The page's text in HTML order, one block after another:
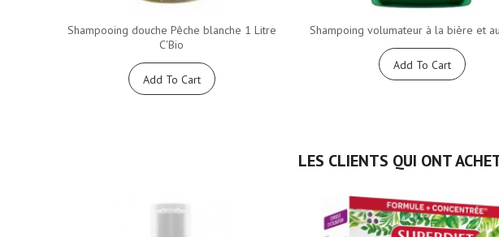
Shampooing douche Pêche blanche 1 Litre
C'Bio
Add To Cart
Shampoing volumateur à la bière et
Add To Cart
LES CLIENTS QUI ONT